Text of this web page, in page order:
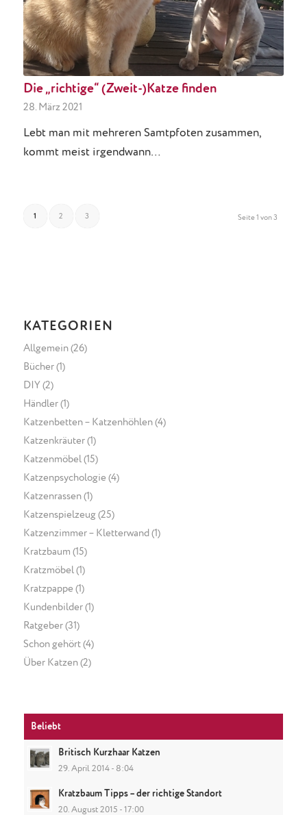
Die „richtige“ (Zweit-)Katze finden
28. März 2021
Lebt man mit mehreren Samtpfoten zusammen,
kommt meist irgendwann…
Seite 1 von 3
1 2 3
KATEGORIEN
Allgemein(26)
Bücher(1)
DIY (2)
Händler(1)
Katzenbetten – Katzenhöhlen(4)
Katzenkräuter(1)
Katzenmöbel (15)
Katzenpsychologie (4)
Katzenrassen(1)
Katzenspielzeug(25)
Katzenzimmer – Kletterwand (1)
Kratzbaum (15)
Kratzmöbel (1)
Kratzpappe (1)
Kundenbilder(1)
Ratgeber(31)
Schon gehört(4)
Über Katzen(2)
Beliebt
Britisch Kurzhaar Katzen
29. April 2014 - 8:04
Kratzbaum Tipps – der richtige Standort
20. August 2015 - 17:00